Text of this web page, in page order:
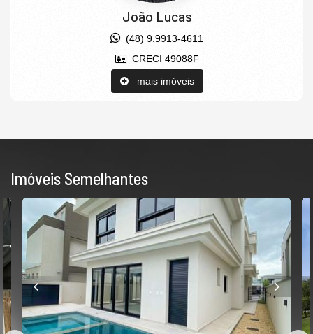
João Lucas
(48) 9.9913-4611
CRECI 49088F
mais imóveis
Imóveis Semelhantes